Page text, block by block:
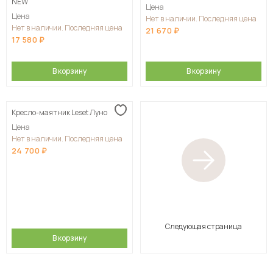
Цена
Нет в наличии. Последняя цена
17 580
В корзину
Цена
Нет в наличии. Последняя цена
21 670
В корзину
Кресло-маятник Leset Луно
Цена
Нет в наличии. Последняя цена
24 700
В корзину
Следующая страница